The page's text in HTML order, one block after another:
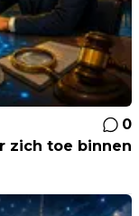
0
zich toe binnen